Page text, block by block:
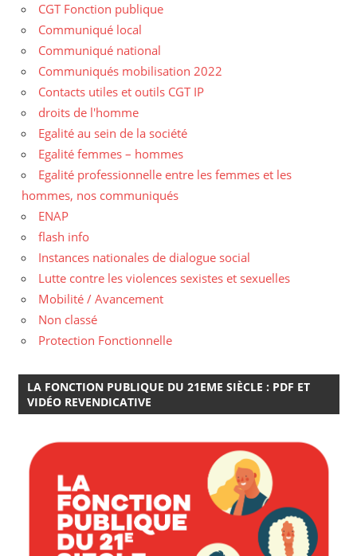
CGT Fonction publique
Communiqué local
Communiqué national
Communiqués mobilisation 2022
Contacts utiles et outils CGT IP
droits de l'homme
Egalité au sein de la société
Egalité femmes – hommes
Egalité professionnelle entre les femmes et les
hommes, nos communiqués
ENAP
flash info
Instances nationales de dialogue social
Lutte contre les violences sexistes et sexuelles
Mobilité / Avancement
Non classé
Protection Fonctionnelle
LA FONCTION PUBLIQUE DU 21EME SIÈCLE : PDF ET
VIDÉO REVENDICATIVE